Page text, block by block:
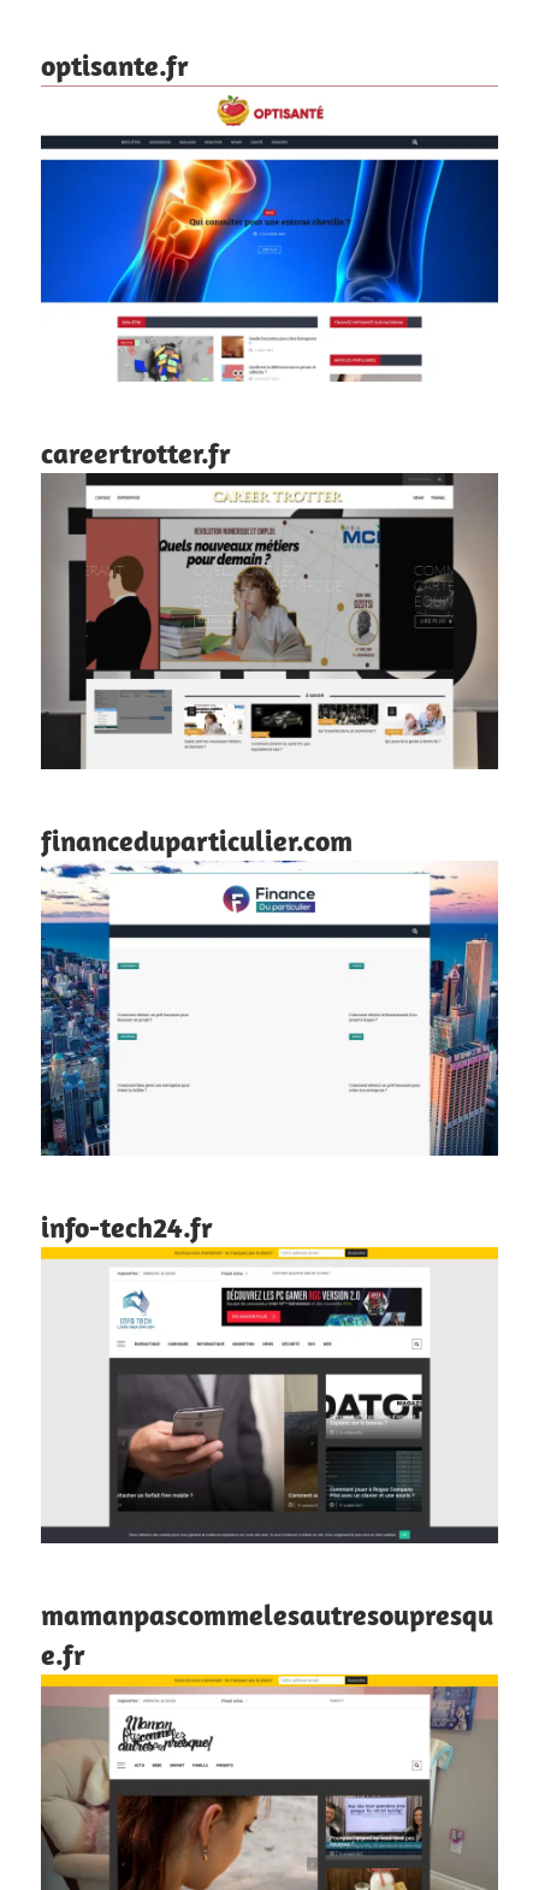
optisante.fr
careertrotter.fr
financeduparticulier.com
info-tech24.fr
mamanpascommelesautresoupresqu
e.fr